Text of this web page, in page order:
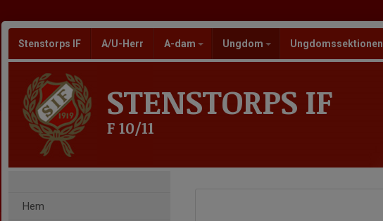
Stenstorps IF A/U-Herr A-dam Ungdom Ungdomssektionen
STENSTORPS IF
F 10/11
Hem